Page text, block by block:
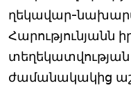
ղեկավար-
Հարությունյանն
ժամանակակից